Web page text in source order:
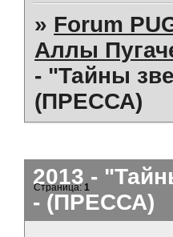
» Forum
Аллы
- "Тайны
(ПРЕССА)
2013 -
- (ПРЕССА)
Страница:1